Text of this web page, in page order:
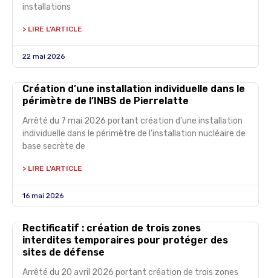
installations
> LIRE L'ARTICLE
22 mai 2026
Création d’une installation individuelle dans le
périmètre de l’INBS de Pierrelatte
Arrêté du 7 mai 2026 portant création d’une installation
individuelle dans le périmètre de l’installation nucléaire de
base secrète de
> LIRE L'ARTICLE
16 mai 2026
Rectificatif : création de trois zones
interdites temporaires pour protéger des
sites de défense
Arrêté du 20 avril 2026 portant création de trois zones